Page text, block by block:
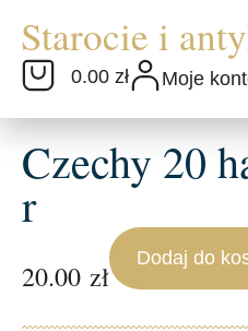
0.00 zł Moje
Czechy 20
r
20.00 zł
Dodaj do